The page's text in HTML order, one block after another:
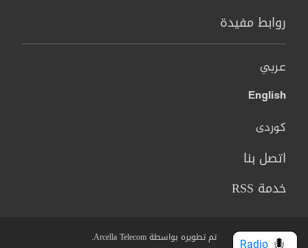
روابط مفيدة
عربي
English
کوردی
اتصل بنا
خدمة RSS
تم تطويره بواسطة Arcella Telecom.
Radio